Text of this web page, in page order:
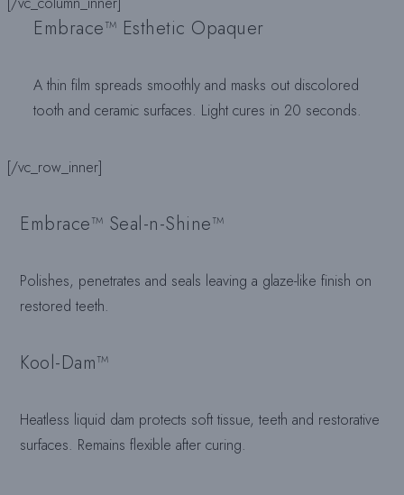
Embrace™ Esthetic Opaquer
A thin film spreads smoothly and masks out discolored
tooth and ceramic surfaces. Light cures in 20 seconds.
[/vc_row_inner]
Embrace™ Seal-n-Shine™
Polishes, penetrates and seals leaving a glaze-like finish on
restored teeth.
Kool-Dam™
Heatless liquid dam protects soft tissue, teeth and restorative
surfaces. Remains flexible after curing.